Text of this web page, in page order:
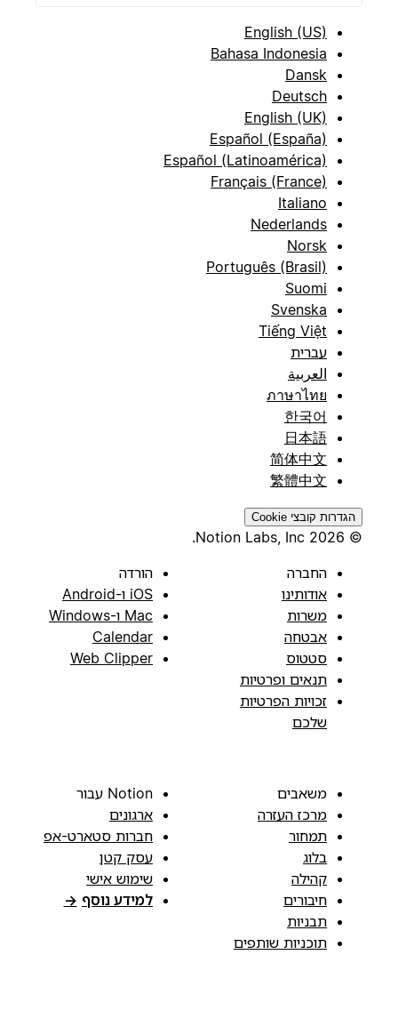
English (US)
Bahasa Indonesia
Dansk
Deutsch
English (UK)
Español (España)
Español (Latinoamérica)
Français (France)
Italiano
Nederlands
Norsk
Português (Brasil)
Suomi
Svenska
Tiếng Việt
עברית
العربية
ภาษาไทย
한국어
日本語
简体中文
繁體中文
הגדרות קובצי Cookie
החברה
אודותינו
משרות
אבטחה
סטטוס
תנאים ופרטיות
זכויות הפרטיות
שלכם
הורדה
iOS ו-Android
Mac ו-Windows
Calendar
Web Clipper
משאבים
מרכז העזרה
תמחור
בלוג
קהילה
חיבורים
תבניות
תוכניות שותפים
Notion עבור
ארגונים
חברות סטארט-אפ
עסק קטן
שימוש אישי
למידע נוסף →